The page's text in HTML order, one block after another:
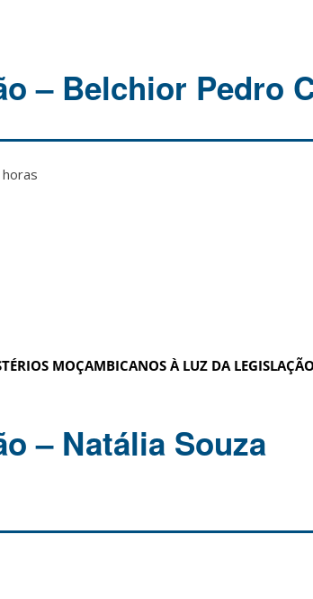
– Belchior Pedro
MOÇAMBICANOS À LUZ DA
– Natália Souza